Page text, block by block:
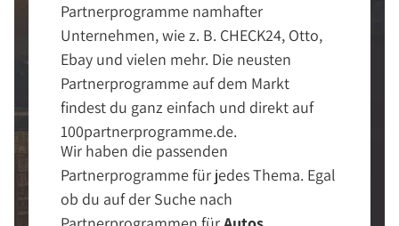
Partnerprogramme namhafter
Unternehmen, wie z. B. CHECK24, Otto,
Ebay und vielen mehr. Die neusten
Partnerprogramme auf dem Markt
findest du ganz einfach und direkt auf
100partnerprogramme.de.
Wir haben die passenden
Partnerprogramme für jedes Thema. Egal
ob du auf der Suche nach